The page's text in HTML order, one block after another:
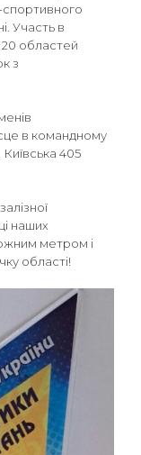
спортивного
Участь в
областей
з
в командному
Київська 405
наших
метром і
області!